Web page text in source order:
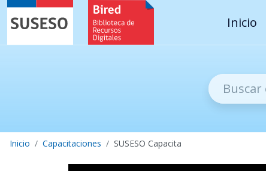
Contenido principal SUSESO - Superintendencia de
Bired, Biblioteca de
Inicio
Inicio Capacitaciones SUSESO Capacita